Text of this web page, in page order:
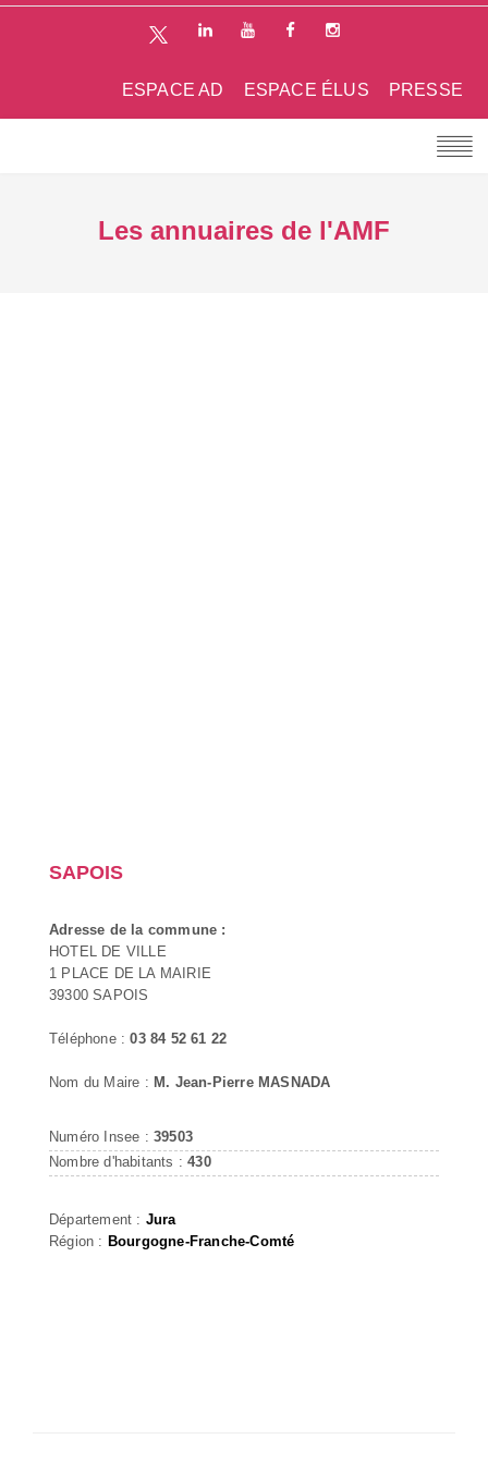
PRESSE
ESPACE ÉLUS
ESPACE AD
Les annuaires de l'AMF
SAPOIS
Adresse de la commune :
HOTEL DE VILLE
1 PLACE DE LA MAIRIE
39300 SAPOIS
Téléphone :03 84 52 61 22
Nom du Maire : M. Jean-Pierre MASNADA
Numéro Insee : 39503
Nombre d'habitants :430
Département : Jura
Région : Bourgogne-Franche-Comté